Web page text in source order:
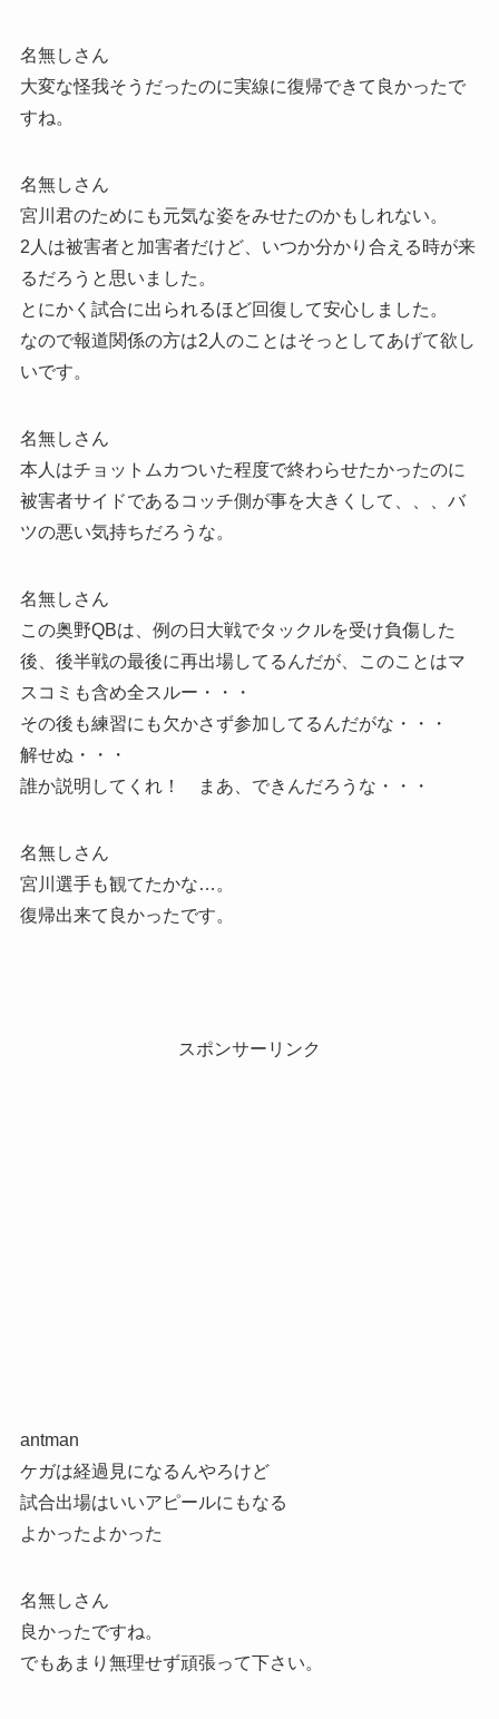
名無しさん
大変な怪我そうだったのに実線に復帰できて良かったで
すね。
名無しさん
宮川君のためにも元気な姿をみせたのかもしれない。
2人は被害者と加害者だけど、いつか分かり合える時が来
るだろうと思いました。
とにかく試合に出られるほど回復して安心しました。
なので報道関係の方は2人のことはそっとしてあげて欲し
いです。
名無しさん
本人はチョットムカついた程度で終わらせたかったのに
被害者サイドであるコッチ側が事を大きくして、、、バ
ツの悪い気持ちだろうな。
名無しさん
この奥野QBは、例の日大戦でタックルを受け負傷した
後、後半戦の最後に再出場してるんだが、このことはマ
スコミも含め全スルー・・・
その後も練習にも欠かさず参加してるんだがな・・・
解せぬ・・・
誰か説明してくれ！ まあ、できんだろうな・・・
名無しさん
宮川選手も観てたかな…。
復帰出来て良かったです。
スポンサーリンク
antman
ケガは経過見になるんやろけど
試合出場はいいアピールにもなる
よかったよかった
名無しさん
良かったですね。
でもあまり無理せず頑張って下さい。